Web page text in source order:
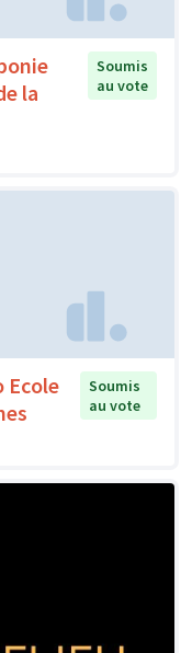
la
Soumis
au vote
Ecole
Soumis
au vote